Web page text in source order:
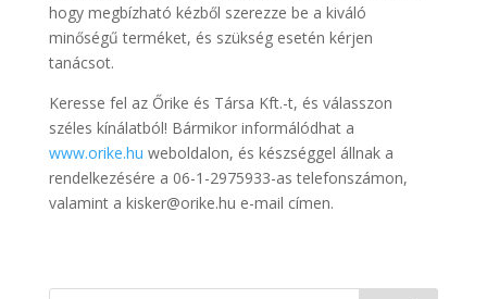
hogy megbízható kézből szerezze be a kiváló
minőségű terméket, és szükség esetén kérjen
tanácsot.
Keresse fel az Őrike és Társa Kft.-t, és válasszon
széles kínálatból! Bármikor informálódhat a
www.orike.hu weboldalon, és készséggel állnak a
rendelkezésére a 06-1-2975933-as telefonszámon,
valamint a kisker@orike.hu e-mail címen.